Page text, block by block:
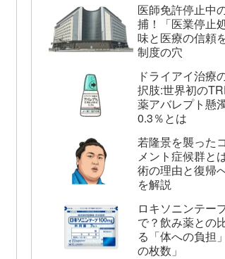
医師免許停止中
捕！「医業停止
味と医療の信頼
制度の穴
ドライアイ治療
択肢:世界初の
薬アバレプト懸
0.3％とは
若隆景を襲った
メント症候群と
術の理由と復帰
を解説
ロキソニンテー
で？飲み薬との
る「体への負担
の枚数」